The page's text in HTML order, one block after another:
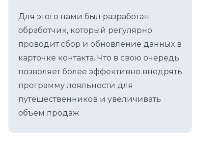
Для этого нами был разработан
обработчик, который регулярно
проводит сбор и обновление данных в
карточке контакта. Что в свою очередь
позволяет более эффективно внедрять
программу лояльности для
путешественников и увеличивать
объем продаж